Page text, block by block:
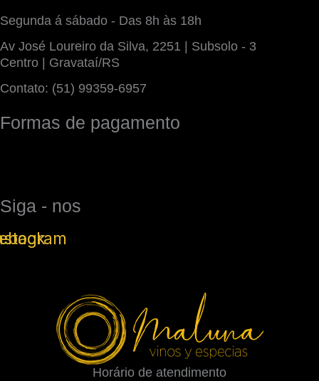
Segunda á sábado - Das 8h às 18h
Av José Loureiro da Silva, 2251 | Subsolo - 3
Centro | Gravataí/RS
Contato: (51) 99359-6957
Formas de pagamento
Siga - nos
Horário de atendimento